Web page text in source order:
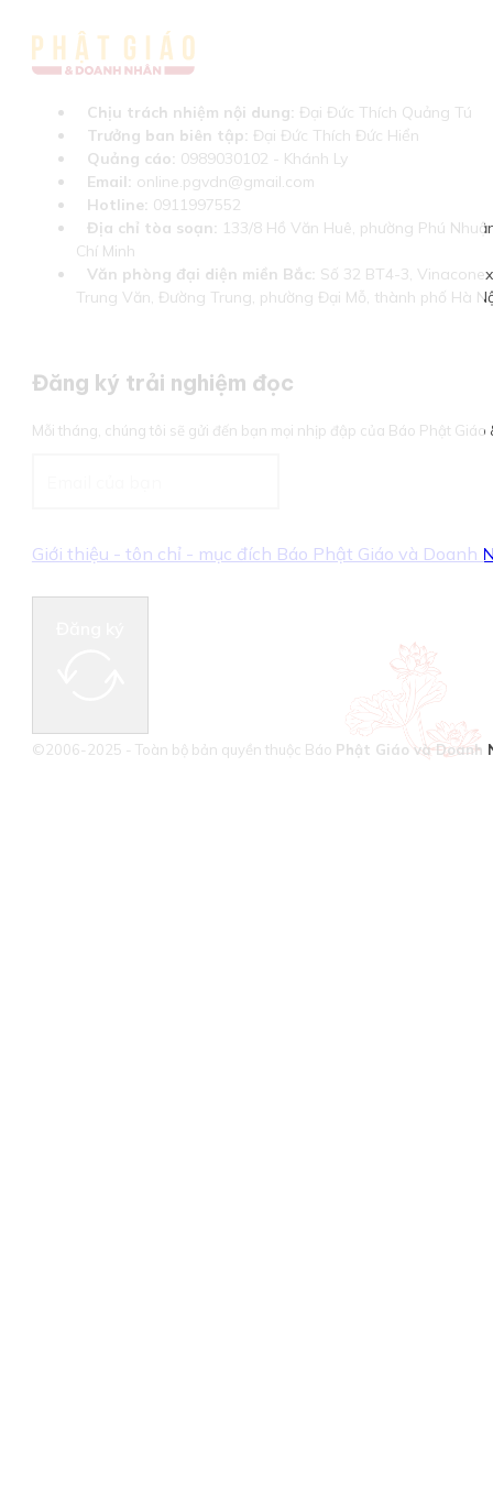
Chịu trách nhiệm nội dung: Đại Đức Thích Quảng Tú
Trưởng ban biên tập: Đại Đức Thích Đức Hiển
Quảng cáo: 0989030102 - Khánh Ly
Email: online.pgvdn@gmail.com
Hotline: 0911997552
Địa chỉ tòa soạn: 133/8 Hồ Văn Huê, phường Phú
Chí Minh
Văn phòng đại diện miền Bắc: Số 32 BT4-3,
Trung Văn, Đường Trung, phường Đại Mỗ, thành phố Hà
Đăng ký trải nghiệm đọc
Mỗi tháng, chúng tôi sẽ gửi đến bạn mọi nhịp đập của Báo Phật Giáo
Giới thiệu - tôn chỉ - mục đích Báo Phật Giáo và Doanh
©2006-2025 - Toàn bộ bản quyền thuộc Báo Phật Giáo và Doanh